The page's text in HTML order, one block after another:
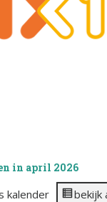
in april 2026
kalender bekijk